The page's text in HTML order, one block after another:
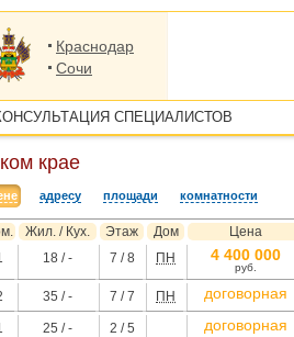
Краснодар
Сочи
СПЕЦИАЛИСТОВ
крае
адресу площади комнатности
Жил. / Кух. Этаж Дом
Цена
18 / - 7 / 8 ПН 4 400 000
руб.
35 / - 7 / 7 ПН договорная
25 / - 2 / 5 договорная